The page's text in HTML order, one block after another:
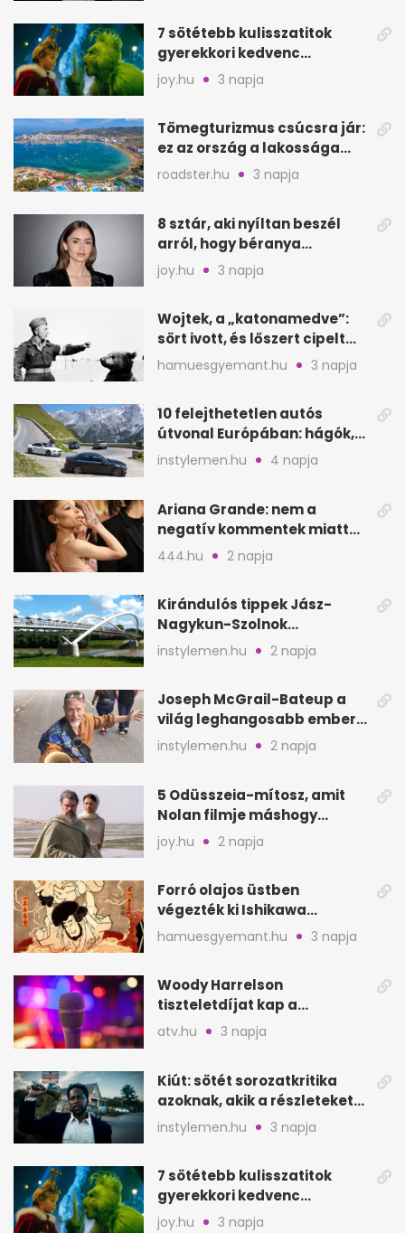
7 sötétebb kulisszatitok
gyerekkori kedvenc
filmjeinkről a Joy szerint
joy.hu 3 napja
Tömegturizmus csúcsra jár:
ez az ország a lakossága
kétszeresét fogadja
roadster.hu 3 napja
8 sztár, aki nyíltan beszél
arról, hogy béranya
segítette a családalapítást
joy.hu 3 napja
Wojtek, a „katonamedve”:
sört ivott, és lőszert cipelt
Monte Cassinónál
hamuesgyemant.hu 3 napja
10 felejthetetlen autós
útvonal Európában: hágók,
partok, fjordok
instylemen.hu 4 napja
Ariana Grande: nem a
negatív kommentek miatt
vonul vissza
444.hu 2 napja
Kirándulós tippek Jász-
Nagykun-Szolnok
megyében: 6 kihagyhatatlan
hely
instylemen.hu 2 napja
Joseph McGrail-Bateup a
világ leghangosabb embere
lett Ausztráliából
instylemen.hu 2 napja
5 Odüsszeia-mítosz, amit
Nolan filmje máshogy
mutat, mint Homérosz
joy.hu 2 napja
Forró olajos üstben
végezték ki Ishikawa
Goemont, Japán Robin
Hoodját
hamuesgyemant.hu 3 napja
Woody Harrelson
tiszteletdíjat kap a
Szarajevói Filmfesztiválon
atv.hu 3 napja
Kiút: sötét sorozatkritika
azoknak, akik a részleteket
keresik
instylemen.hu 3 napja
7 sötétebb kulisszatitok
gyerekkori kedvenc
filmjeinkről a Joy szerint
joy.hu 3 napja